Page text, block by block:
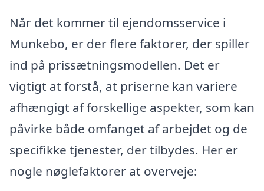
Når det kommer til ejendomsservice i
Munkebo, er der flere faktorer, der spiller
ind på prissætningsmodellen. Det er
vigtigt at forstå, at priserne kan variere
afhængigt af forskellige aspekter, som kan
påvirke både omfanget af arbejdet og de
specifikke tjenester, der tilbydes. Her er
nogle nøglefaktorer at overveje: